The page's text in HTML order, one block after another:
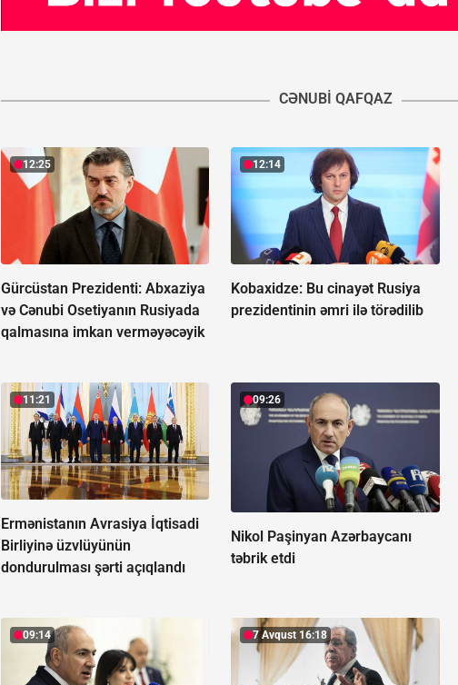
CƏNUBI QAFQAZ
12:25
Gürcüstan Prezidenti: Abxaziya
və Cənubi Osetiyanın Rusiyada
qalmasına imkan verməyəcəyik
12:14
Kobaxidze: Bu cinayət Rusiya
prezidentinin əmri ilə törədilib
11:21
Ermənistanın Avrasiya İqtisadi
Birliyinə üzvlüyünün
dondurulması şərti açıqlandı
09:26
Nikol Paşinyan Azərbaycanı
təbrik etdi
09:14 7 Avqust 16:18